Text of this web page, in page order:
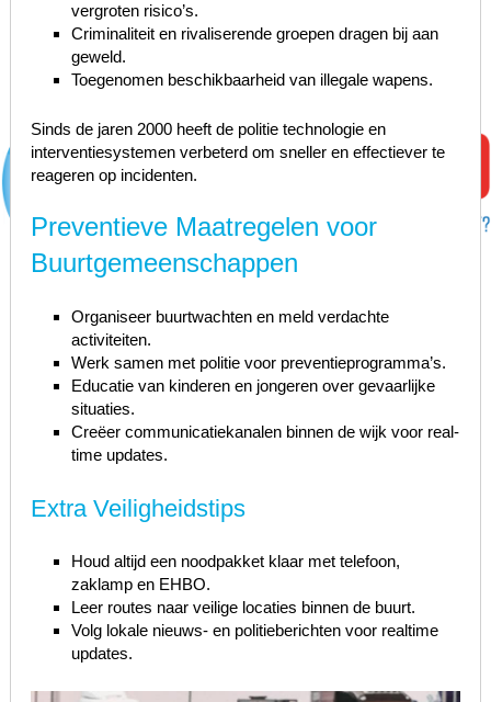
vergroten risico’s.
Criminaliteit en rivaliserende groepen dragen bij aan
geweld.
Toegenomen beschikbaarheid van illegale wapens.
Sinds de jaren 2000 heeft de politie technologie en
interventiesystemen verbeterd om sneller en effectiever te
reageren op incidenten.
Preventieve Maatregelen voor
Buurtgemeenschappen
Organiseer buurtwachten en meld verdachte
activiteiten.
Werk samen met politie voor preventieprogramma’s.
Educatie van kinderen en jongeren over gevaarlijke
situaties.
Creëer communicatiekanalen binnen de wijk voor real-
time updates.
Extra Veiligheidstips
Houd altijd een noodpakket klaar met telefoon,
zaklamp en EHBO.
Leer routes naar veilige locaties binnen de buurt.
Volg lokale nieuws- en politieberichten voor realtime
updates.